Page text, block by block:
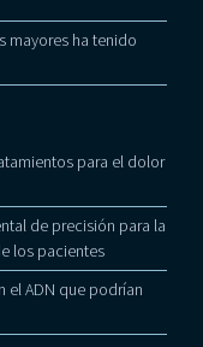
mayores ha tenido
para el dolor
de precisión para la
los pacientes
el ADN que podrían